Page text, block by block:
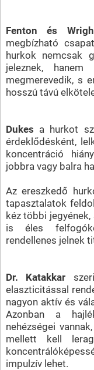
Fenton és
megbízható
hurkok nemcsak
jeleznek,
megmerevedik, s
hosszú távú
Dukes a hurkot
érdeklődésként,
koncentráció
jobbra vagy balra
Az ereszkedő
tapasztalatok
kéz többi
is éles
rendellenes jelnek
Dr. Katakkar
elaszticitással
nagyon aktív és
Azonban a
nehézségei
mellett kell
impulzív lehet.